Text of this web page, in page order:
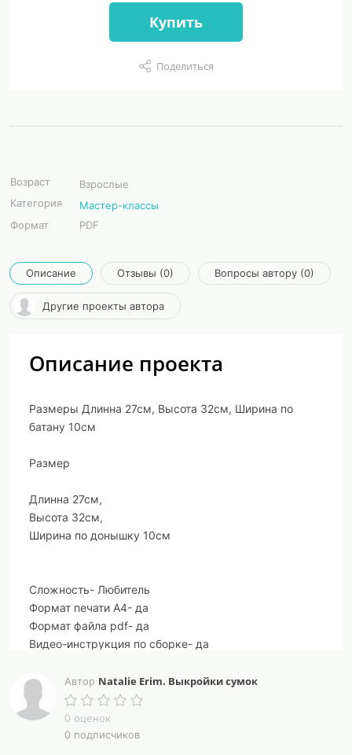
Купить
Поделиться
Возраст
Взрослые
Категория
Мастер-классы
Формат
PDF
Описание Отзывы (0) Вопросы автору (0)
Другие проекты автора
Описание проекта
Размеры Длинна 27см, Высота 32см, Ширина по
батану 10см
Размер
Длинна 27см,
Высота 32см,
Ширина по донышку 10см
Сложность- Любитель
Формат печати А4- да
Формат файла pdf- да
Видео-инструкция по сборке- да
Обязательно
Скачайте файл на свой компьютер( если вы
распечатаете его с вашего браузера, масштаб
Автор Natalie Erim. Выкройки сумок
0 оценок
0 подписчиков